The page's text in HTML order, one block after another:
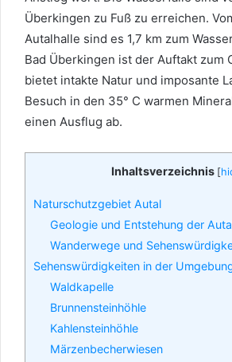
Überkingen zu Fuß zu erreichen.
Autalhalle sind es 1,7 km zum
Bad Überkingen ist der Auftakt zum
bietet intakte Natur und imposante
Besuch in den 35° C warmen
einen Ausflug ab.
Inhaltsverzeichnis [
Naturschutzgebiet Autal
Geologie und Entstehung der
Wanderwege und
Sehenswürdigkeiten in der
Waldkapelle
Brunnensteinhöhle
Kahlensteinhöhle
Märzenbecherwiesen